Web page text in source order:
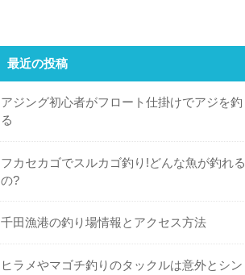
最近の投稿
アジング初心者がフロート仕掛けでアジを釣
る
フカセカゴでスルカゴ釣り!どんな魚が釣れる
の?
千田漁港の釣り場情報とアクセス方法
ヒラメやマゴチ釣りのタックルは意外とシン